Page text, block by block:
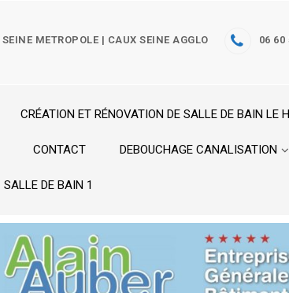
SEINE METROPOLE | CAUX SEINE AGGLO 06 60
CRÉATION ET RÉNOVATION DE SALLE DE BAIN LE
CONTACT DEBOUCHAGE CANALISATION
SALLE DE BAIN 1